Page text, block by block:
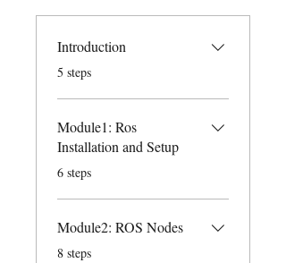
Introduction
.
5 steps
Module1: Ros
Installation and Setup
.
6 steps
Module2: ROS Nodes
.
8 steps